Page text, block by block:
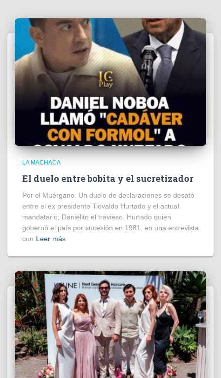
LA MACHACA
El duelo entre bobita y el sucretizador
Por el Muérgano. Un duelo de declaraciones se desató
entre el ex presidente Tiovaldo Hurtado y el actual
mandatario, Danielito el travieso. Hurtado quien
gobernó el país por sucesión en 1981, en una entrevista
con Leer más